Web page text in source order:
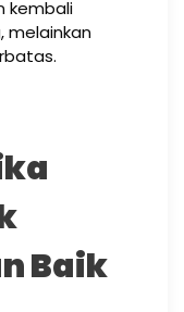
kembali
melainkan
Baik